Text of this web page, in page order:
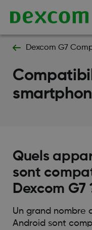
Dexcom G7
Quels
sont
Dexcom G7
Un grand nombre
Android sont